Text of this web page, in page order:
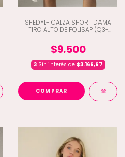
SHEDYL- CALZA SHORT DAMA
TIRO ALTO DE POLISAP (Q3-
$9.500
3Sin interés de $3.166,67
COMPRAR